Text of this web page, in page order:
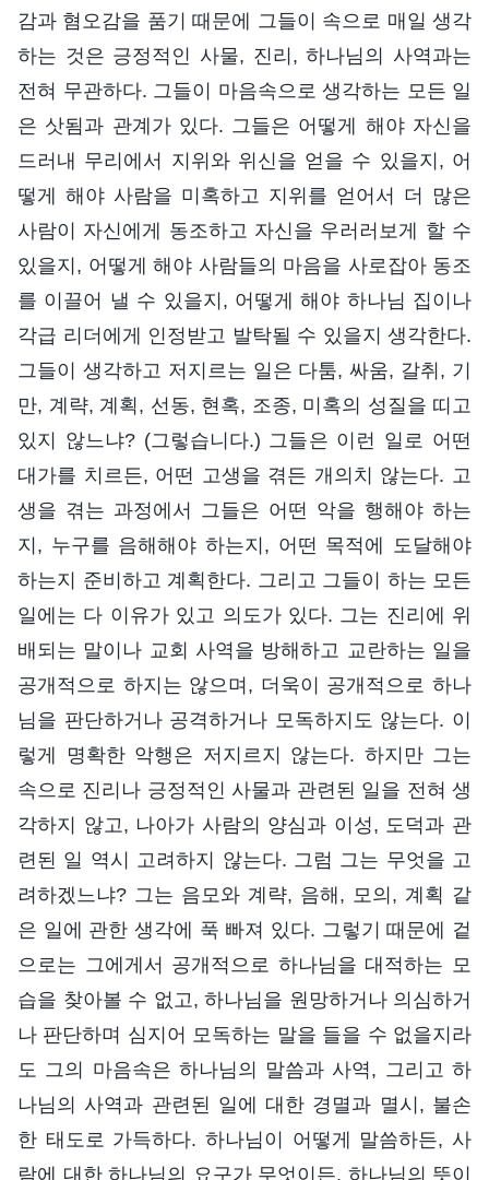
감과 혐오감을 품기 때문에 그들이 속으로 매일 생각
하는 것은 긍정적인 사물, 진리, 하나님의 사역과는
전혀 무관하다. 그들이 마음속으로 생각하는 모든 일
은 삿됨과 관계가 있다. 그들은 어떻게 해야 자신을
드러내 무리에서 지위와 위신을 얻을 수 있을지, 어
떻게 해야 사람을 미혹하고 지위를 얻어서 더 많은
사람이 자신에게 동조하고 자신을 우러러보게 할 수
있을지, 어떻게 해야 사람들의 마음을 사로잡아 동조
를 이끌어 낼 수 있을지, 어떻게 해야 하나님 집이나
각급 리더에게 인정받고 발탁될 수 있을지 생각한다.
그들이 생각하고 저지르는 일은 다툼, 싸움, 갈취, 기
만, 계략, 계획, 선동, 현혹, 조종, 미혹의 성질을 띠고
있지 않느냐? (그렇습니다.) 그들은 이런 일로 어떤
대가를 치르든, 어떤 고생을 겪든 개의치 않는다. 고
생을 겪는 과정에서 그들은 어떤 악을 행해야 하는
지, 누구를 음해해야 하는지, 어떤 목적에 도달해야
하는지 준비하고 계획한다. 그리고 그들이 하는 모든
일에는 다 이유가 있고 의도가 있다. 그는 진리에 위
배되는 말이나 교회 사역을 방해하고 교란하는 일을
공개적으로 하지는 않으며, 더욱이 공개적으로 하나
님을 판단하거나 공격하거나 모독하지도 않는다. 이
렇게 명확한 악행은 저지르지 않는다. 하지만 그는
속으로 진리나 긍정적인 사물과 관련된 일을 전혀 생
각하지 않고, 나아가 사람의 양심과 이성, 도덕과 관
련된 일 역시 고려하지 않는다. 그럼 그는 무엇을 고
려하겠느냐? 그는 음모와 계략, 음해, 모의, 계획 같
은 일에 관한 생각에 푹 빠져 있다. 그렇기 때문에 겉
으로는 그에게서 공개적으로 하나님을 대적하는 모
습을 찾아볼 수 없고, 하나님을 원망하거나 의심하거
나 판단하며 심지어 모독하는 말을 들을 수 없을지라
도 그의 마음속은 하나님의 말씀과 사역, 그리고 하
나님의 사역과 관련된 일에 대한 경멸과 멸시, 불손
한 태도로 가득하다. 하나님이 어떻게 말씀하든, 사
람에 대한 하나님의 요구가 무엇이든, 하나님의 뜻이